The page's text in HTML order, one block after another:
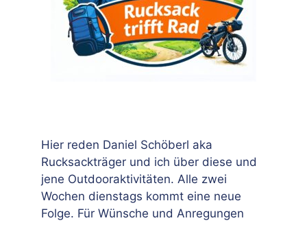
Hier reden Daniel Schöberl aka
Rucksackträger und ich über diese und
jene Outdooraktivitäten. Alle zwei
Wochen dienstags kommt eine neue
Folge. Für Wünsche und Anregungen